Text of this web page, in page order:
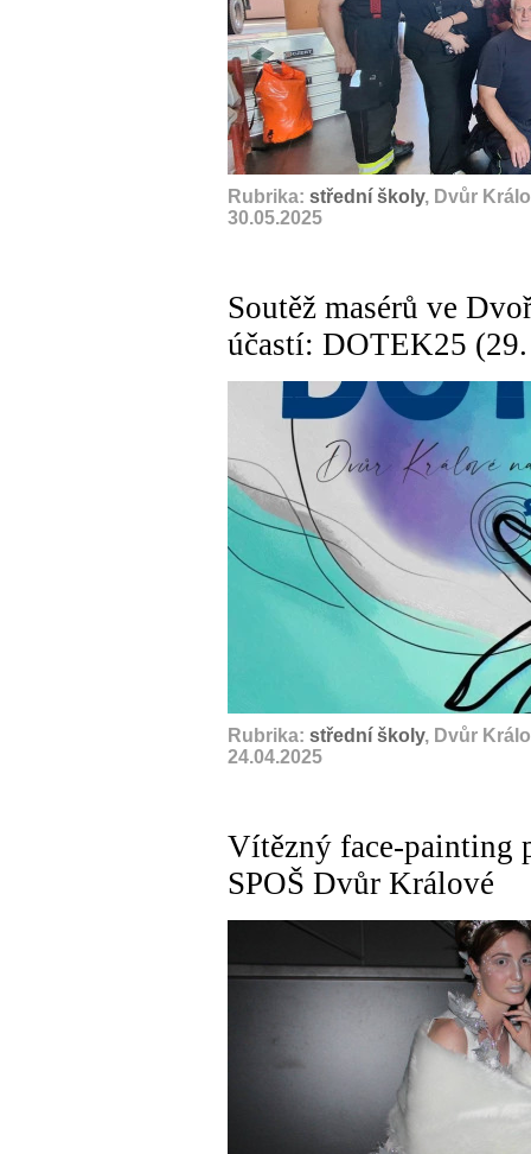
Rubrika: střední školy, Dvůr
30.05.2025
Soutěž masérů ve
účastí: DOTEK25
Rubrika: střední školy, Dvůr
24.04.2025
Vítězný face-painting
SPOŠ Dvůr Králové